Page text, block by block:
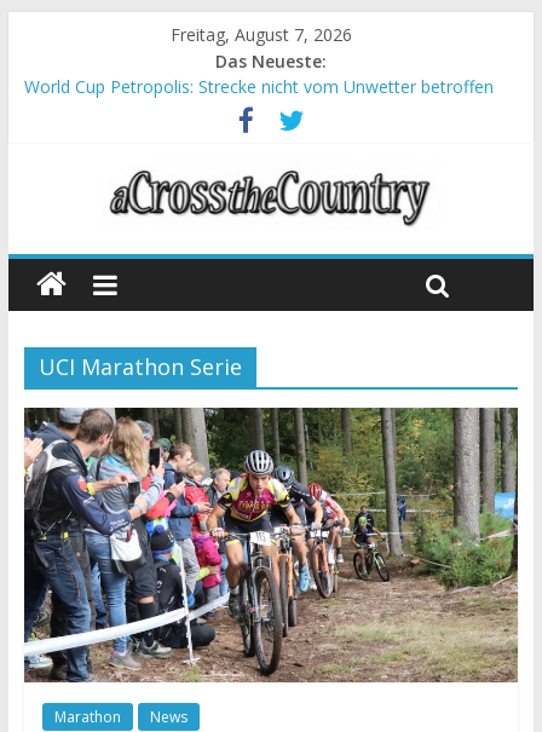
Freitag, August 7, 2026
Das Neueste:
World Cup Petropolis: Strecke nicht vom Unwetter betroffen
Krumbach und Obergessertshausen: Mountainbike-Bundesliga
Supercup Massi Banyoles: Siege für Carod und Richards
Halbzeit beim Andalucia Bike Race: Weltmeister Seewald führt
Chelva: Schweizer Doppelsieg beim ersten XCO-Rennen der
UCI Marathon Serie
Marathon News